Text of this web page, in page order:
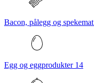
Bacon, pålegg og spekemat
Egg og eggprodukter 14